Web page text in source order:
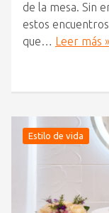
de la mesa. Sin
estos
que…
Leer más »
Estilo de vida